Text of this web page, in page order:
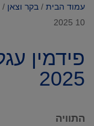
עמוד הבית / בקר וצאן /
10 2025
2025
התוויה